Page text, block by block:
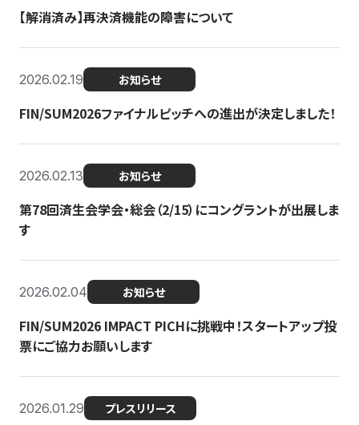
【解消済み】再決済機能の障害について
2026.02.19 お知らせ
FIN/SUM2026ファイナルピッチへの進出が決定しました！
2026.02.13 お知らせ
第78回済生会学会・総会（2/15）にコングラントが出展しま
す
2026.02.04 お知らせ
FIN/SUM2026 IMPACT PICHに挑戦中！スタートアップ投
票にご協力お願いします
2026.01.29 プレスリリース